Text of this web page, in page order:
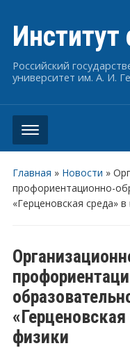
Российский
университет им. А. И.
Главная » Новости »
профориентационно-
«Герценовская среда»
физики